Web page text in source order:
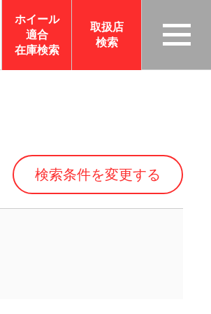
ホイール
適合
在庫検索
取扱店
検索
検索条件を変更する
TAS
CO
ON
サイ